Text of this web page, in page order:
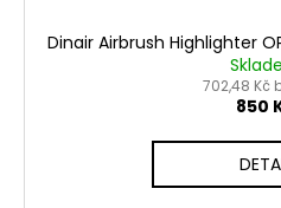
Dinair Airbrush Highlighter
702,48 Kč
850